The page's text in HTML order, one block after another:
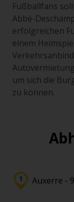
Fußballfans
Abbé-
erfolgreichen
einem
um sich die
zu können.
Auxerre -